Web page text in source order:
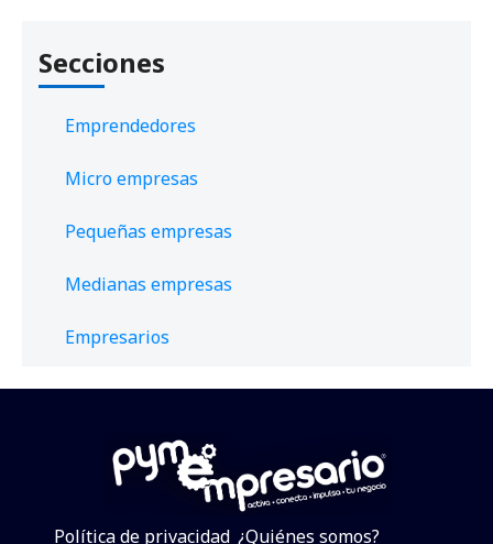
Secciones
Emprendedores
Micro empresas
Pequeñas empresas
Medianas empresas
Empresarios
Política de privacidad ¿Quiénes somos?